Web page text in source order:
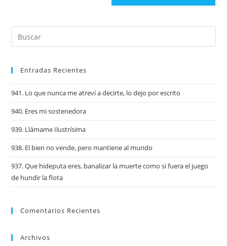
Entradas Recientes
941. Lo que nunca me atreví a decirte, lo dejo por escrito
940. Eres mi sostenedora
939. Llámame Ilustrísima
938. El bien no vende, pero mantiene al mundo
937. Que hideputa eres, banalizar la muerte como si fuera el juego
de hundir la flota
Comentarios Recientes
Archivos